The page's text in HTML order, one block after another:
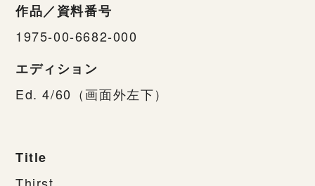
作品／資料番号
1975-00-6682-000
エディション
Ed. 4/60（画面外左下）
Title
Thirst